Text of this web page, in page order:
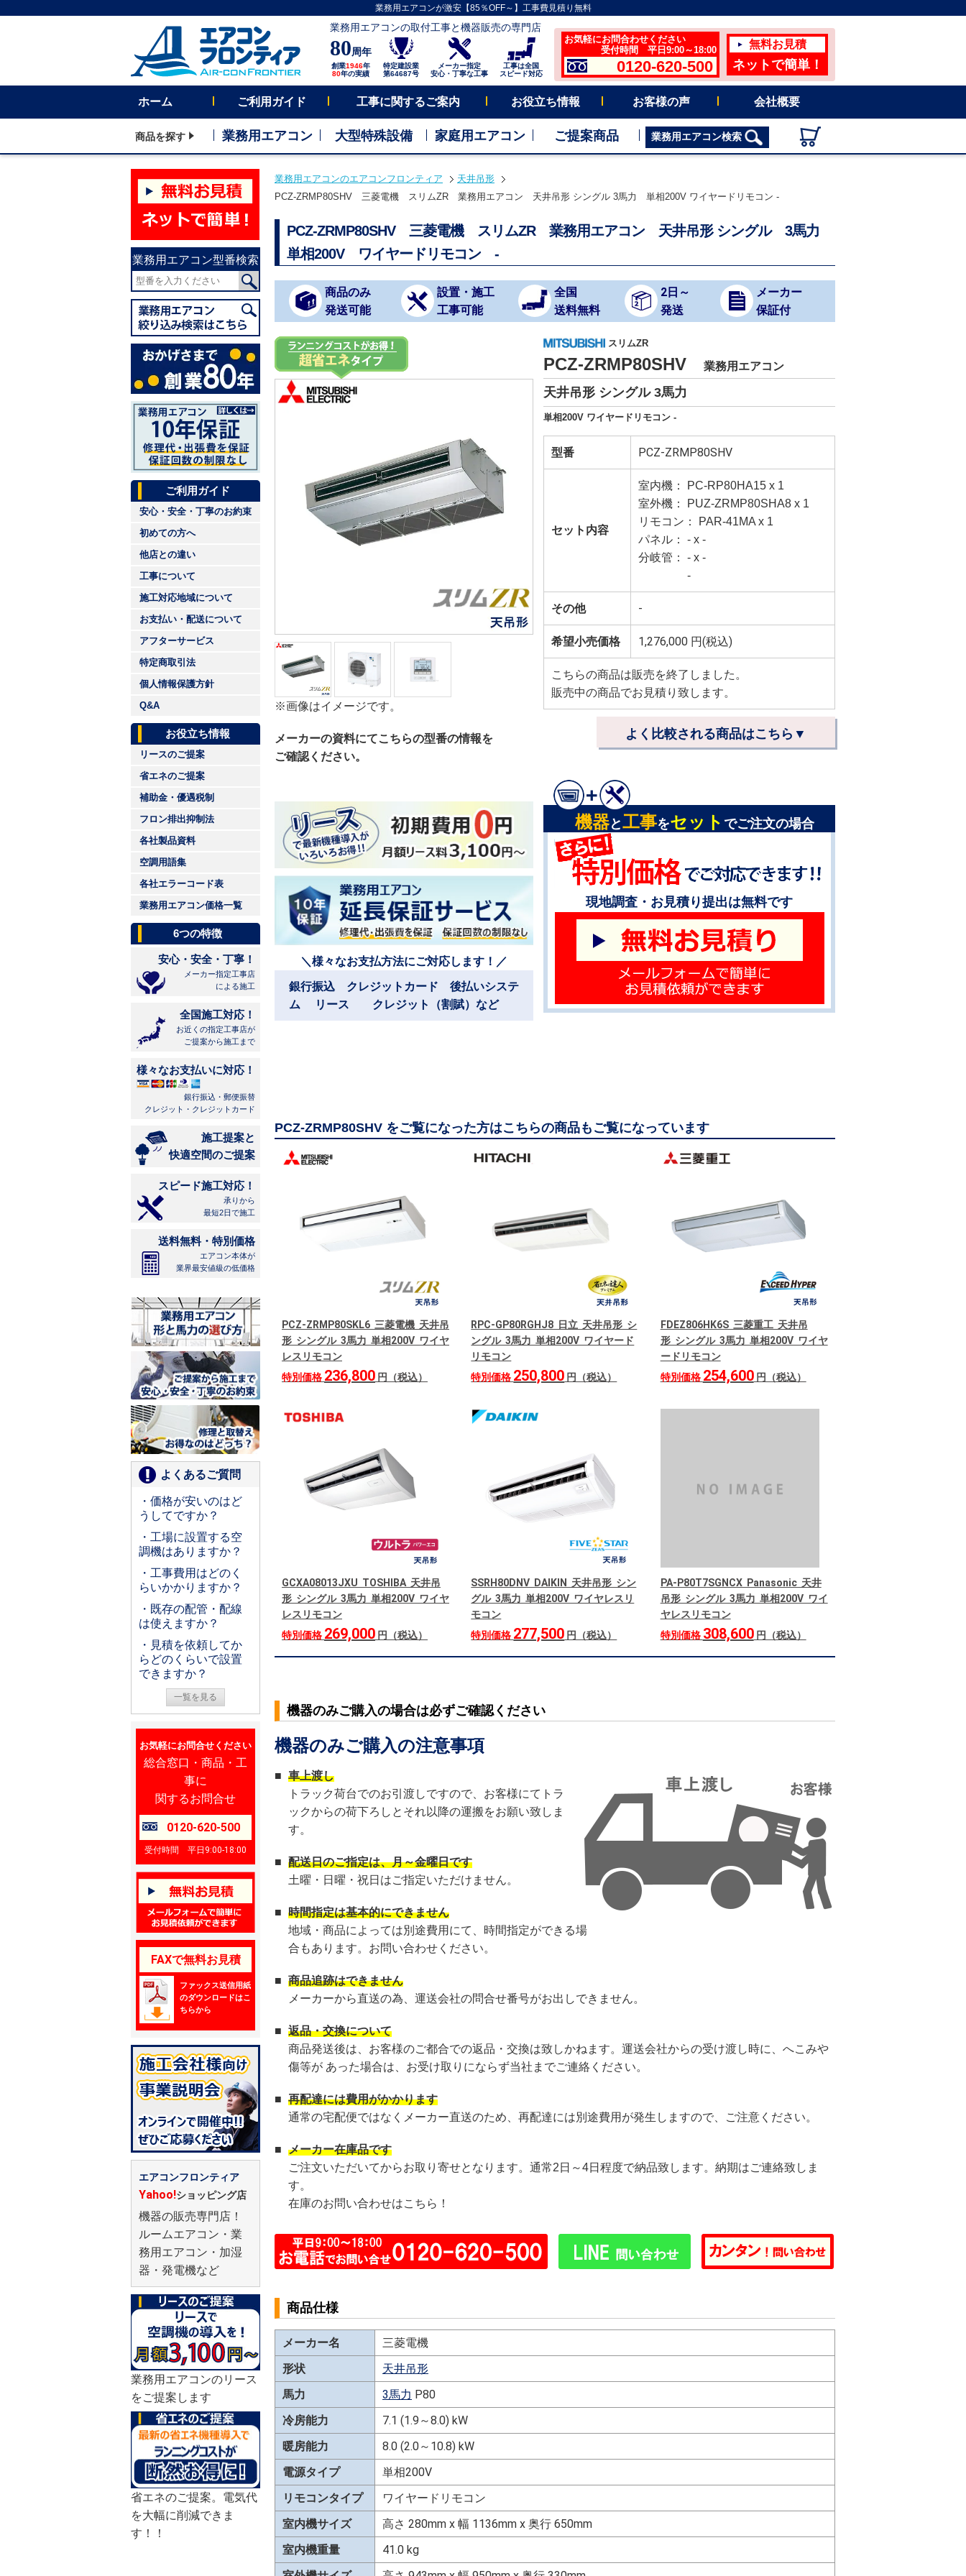
業務用エアコンが激安【85％OFF～】工事費見積り無料
業務用エアコンの取付工事と機器販売の専門店
80周年
創業1946年
80年の実績
特定建設業
第64687号
メーカー指定
安心・丁寧な工事
工事は全国
スピード対応
お気軽にお問合わせください
受付時間 平日9:00～18:00
0120-620-500
無料お見積
ネットで簡単！
ホーム ご利用ガイド 工事に関するご案内 お役立ち情報 お客様の声 会社概要
商品を探す 業務用エアコン 大型特殊設備 家庭用エアコン ご提案商品 業務用エアコン検索
業務用エアコン型番検索
ご利用ガイド
安心・安全・丁寧のお約束
初めての方へ
他店との違い
工事について
施工対応地域について
お支払い・配送について
アフターサービス
特定商取引法
個人情報保護方針
Q&A
お役立ち情報
リースのご提案
省エネのご提案
補助金・優遇税制
フロン排出抑制法
各社製品資料
空調用語集
各社エラーコード表
業務用エアコン価格一覧
6つの特徴
安心・安全・丁寧！
メーカー指定工事店
による施工
全国施工対応！
お近くの指定工事店が
ご提案から施工まで
様々なお支払いに対応！
銀行振込・郵便振替
クレジット・クレジットカード
施工提案と
快適空間のご提案
スピード施工対応！
承りから
最短2日で施工
送料無料・特別価格
エアコン本体が
業界最安値級の低価格
よくあるご質問
・価格が安いのはど
うしてですか？
・工場に設置する空
調機はありますか？
・工事費用はどのく
らいかかりますか？
・既存の配管・配線
は使えますか？
・見積を依頼してか
らどのくらいで設置
できますか？
一覧を見る
お気軽にお問合せください
総合窓口・商品・工
事に
関するお問合せ
0120-620-500
受付時間 平日9:00-18:00
FAXで無料お見積
ファックス送信用紙
のダウンロードはこ
ちらから
エアコンフロンティア
Yahoo!ショッピング店
機器の販売専門店！
ルームエアコン・業
務用エアコン・加湿
器・発電機など
業務用エアコンのリース
をご提案します
省エネのご提案。電気代
を大幅に削減できま
す！！
業務用エアコンのエアコンフロンティア
天井吊形
PCZ-ZRMP80SHV 三菱電機 スリムZR 業務用エアコン 天井吊形 シングル 3馬力 単相200V ワイヤードリモコン -
PCZ-ZRMP80SHV 三菱電機 スリムZR 業務用エアコン 天井吊形 シングル 3馬力
単相200V ワイヤードリモコン -
商品のみ
発送可能
設置・施工
工事可能
全国
送料無料
2日～
発送
メーカー
保証付
※画像はイメージです。
メーカーの資料にてこちらの型番の情報を
ご確認ください。
スリムZR
PCZ-ZRMP80SHV 業務用エアコン
天井吊形 シングル 3馬力
単相200V ワイヤードリモコン -
型番 PCZ-ZRMP80SHV
セット内容
室内機： PC-RP80HA15 x 1
室外機： PUZ-ZRMP80SHA8 x 1
リモコン： PAR-41MA x 1
パネル： - x -
分岐管： - x -
-
その他 -
希望小売価格 1,276,000 円(税込)
こちらの商品は販売を終了しました。
販売中の商品でお見積り致します。
よく比較される商品はこちら▼
＼様々なお支払方法にご対応します！／
銀行振込 クレジットカード 後払いシステ
ム リース クレジット（割賦）など
機器と工事をセット でご注文の場合
現地調査・お見積り提出は無料です
PCZ-ZRMP80SHV をご覧になった方はこちらの商品もご覧になっています
PCZ-ZRMP80SKL6 三菱電機 天井吊
形 シングル 3馬力 単相200V ワイヤ
レスリモコン
特別価格 236,800 円（税込）
RPC-GP80RGHJ8 日立 天井吊形 シ
ングル 3馬力 単相200V ワイヤード
リモコン
特別価格 250,800 円（税込）
FDEZ806HK6S 三菱重工 天井吊
形 シングル 3馬力 単相200V ワイヤ
ードリモコン
特別価格 254,600円（税込）
GCXA08013JXU TOSHIBA 天井吊
形 シングル 3馬力 単相200V ワイヤ
レスリモコン
特別価格 269,000 円（税込）
SSRH80DNV DAIKIN 天井吊形 シン
グル 3馬力 単相200V ワイヤレスリ
モコン
特別価格 277,500 円（税込）
PA-P80T7SGNCX Panasonic 天井
吊形 シングル 3馬力 単相200V ワイ
ヤレスリモコン
特別価格 308,600円（税込）
機器のみご購入の場合は必ずご確認ください
機器のみご購入の注意事項
■ 車上渡し
トラック荷台でのお引渡しですので、お客様にてトラ
ックからの荷下ろしとそれ以降の運搬をお願い致しま
す。
■ 配送日のご指定は、月～金曜日です
土曜・日曜・祝日はご指定いただけません。
■ 時間指定は基本的にできません
地域・商品によっては別途費用にて、時間指定ができる場
合もあります。お問い合わせください。
■ 商品追跡はできません
メーカーから直送の為、運送会社の問合せ番号がお出しできません。
■ 返品・交換について
商品発送後は、お客様のご都合での返品・交換は致しかねます。運送会社からの受け渡し時に、へこみや
傷等が あった場合は、お受け取りにならず当社までご連絡ください。
■ 再配達には費用がかかります
通常の宅配便ではなくメーカー直送のため、再配達には別途費用が発生しますので、ご注意ください。
■ メーカー在庫品です
ご注文いただいてからお取り寄せとなります。通常2日～4日程度で納品致します。納期はご連絡致しま
す。
在庫のお問い合わせはこちら！
商品仕様
メーカー名
三菱電機
形状
天井吊形
馬力
3馬力 P80
冷房能力
7.1 (1.9～8.0) kW
暖房能力
8.0 (2.0～10.8) kW
電源タイプ
単相200V
リモコンタイプ
ワイヤードリモコン
室内機サイズ
高さ 280mm x 幅 1136mm x 奥行 650mm
室内機重量
41.0 kg